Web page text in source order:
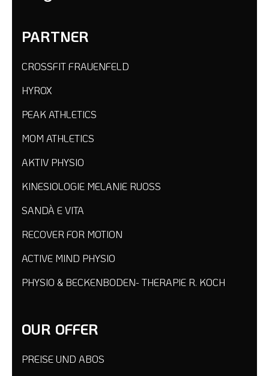
PARTNER
CROSSFIT FRAUENFELD
HYROX
PEAK ATHLETICS
MOM ATHLETICS
AKTIV PHYSIO
KINESIOLOGIE MELANIE RUOSS
SANDÀ E VITA
RECOVER FOR MOTION
ACTIVE MIND PHYSIO
PHYSIO & BECKENBODEN- THERAPIE R. KOCH
OUR OFFER
PREISE UND ABOS